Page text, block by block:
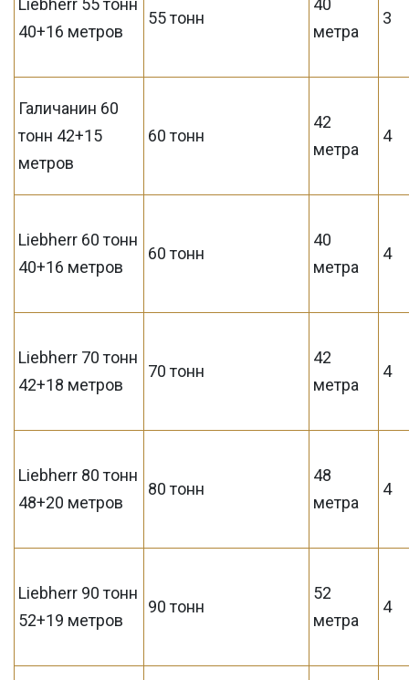
Liebherr 55 тонн
40+16 метров
55 тонн
40
метра
3
Галичанин 60
тонн 42+15
метров
60 тонн
42
метра
4
Liebherr 60 тонн
40+16 метров
60 тонн
40
метра
4
Liebherr 70 тонн
42+18 метров
70 тонн
42
метра
4
Liebherr 80 тонн
48+20 метров
80 тонн
48
метра
4
Liebherr 90 тонн
52+19 метров
90 тонн
52
метра
4